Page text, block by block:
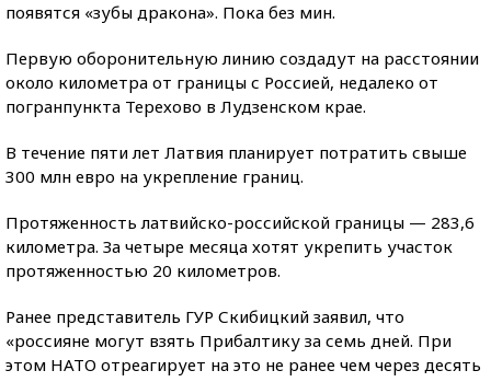
появятся «зубы дракона». Пока без мин.
Первую оборонительную линию создадут на расстоянии
около километра от границы с Россией, недалеко от
погранпункта Терехово в Лудзенском крае.
В течение пяти лет Латвия планирует потратить свыше
300 млн евро на укрепление границ.
Протяженность латвийско-российской границы — 283,6
километра. За четыре месяца хотят укрепить участок
протяженностью 20 километров.
Ранее представитель ГУР Скибицкий заявил, что
«россияне могут взять Прибалтику за семь дней. При
этом НАТО отреагирует на это не ранее чем через десять